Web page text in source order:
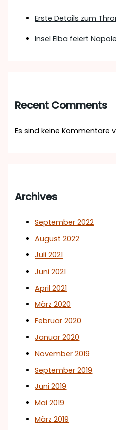
Erste Details zum
Insel Elba feiert
Recent Comments
Es sind keine Kommentare
Archives
September 2022
August 2022
Juli 2021
Juni 2021
April 2021
März 2020
Februar 2020
Januar 2020
November 2019
September 2019
Juni 2019
Mai 2019
März 2019